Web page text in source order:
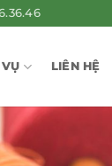
LIÊN HỆ